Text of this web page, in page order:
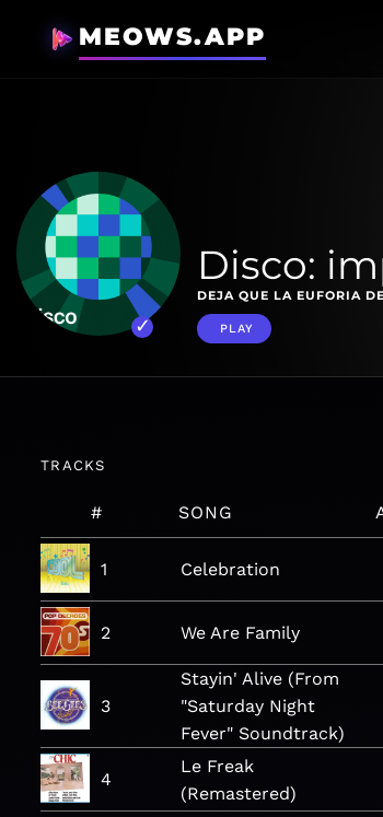
MEOWS.APP
Disco:
DEJA QUE LA EUFORIA
PLAY
TRACKS
# SONG
1 Celebration
2 We Are Family
3
Stayin' Alive (From
"Saturday Night
Fever" Soundtrack)
4
Le Freak
(Remastered)